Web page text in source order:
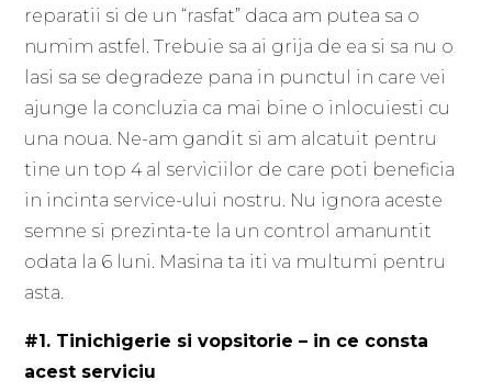
reparatii si de un “rasfat” daca am putea sa o
numim astfel. Trebuie sa ai grija de ea si sa nu o
lasi sa se degradeze pana in punctul in care vei
ajunge la concluzia ca mai bine o inlocuiesti cu
una noua. Ne-am gandit si am alcatuit pentru
tine un top 4 al serviciilor de care poti beneficia
in incinta service-ului nostru. Nu ignora aceste
semne si prezinta-te la un control amanuntit
odata la 6 luni. Masina ta iti va multumi pentru
asta.
#1. Tinichigerie si vopsitorie – in ce consta
acest serviciu